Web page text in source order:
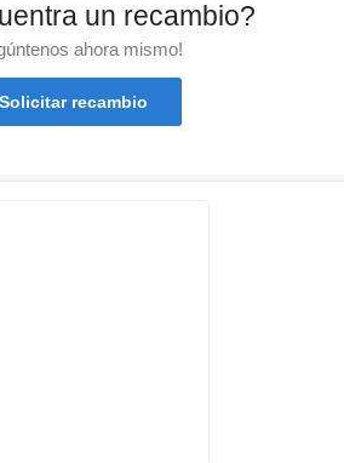
un recambio?
ahora mismo!
Solicitar recambio